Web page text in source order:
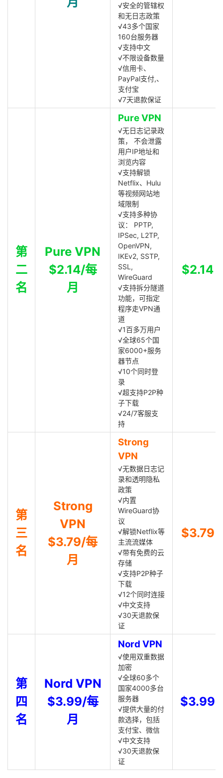
√安全的管辖权
和无日志政策
√43多个国家
160台服务器
√支持中文
√不限设备数量
√信用卡、
PayPal支付,、
支付宝
√7天退款保证
第
二
名
Pure VPN
$2.14/每
月
Pure VPN
√无日志记录政
策， 不会泄露
用户IP地址和
浏览内容
√支持解锁
Netflix、Hulu
等视频网站地
域限制
√支持多种协
议： PPTP,
IPSec, L2TP,
OpenVPN,
IKEv2, SSTP,
SSL,
WireGuard
√支持拆分隧道
功能，可指定
程序走VPN通
道
√1百多万用户
√全球65个国
家6000+服务
器节点
√10个同时登
录
√超支持P2P种
子下载
√24/7客服支
持
$2.14
第
三
名
Strong
VPN
$3.79/每
月
Strong
VPN
√无数据日志记
录和透明隐私
政策
√内置
WireGuard协
议
√解锁Netflix等
主流流媒体
√带有免费的云
存储
√支持P2P种子
下载
√12个同时连接
√中文支持
√30天退款保
证
$3.79
第
四
名
Nord VPN
$3.99/每
月
Nord VPN
√使用双重数据
加密
√全球60多个
国家4000多台
服务器
√提供大量的付
款选择，包括
支付宝、微信
√中文支持
√30天退款保
证
$3.99